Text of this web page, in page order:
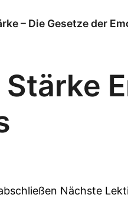
– Die Gesetze der
Nächste